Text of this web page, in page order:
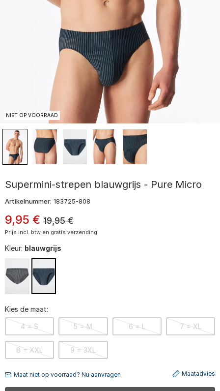
NIET OP VOORRAAD
Supermini-strepen blauwgrijs - Pure Micro
Artikelnummer: 183725-808
9,95 € 19,95€
Prijs incl. btw en gratis verzending.
Kleur: blauwgrijs
Kies de maat:
4 = S 5 = M 6 = L 7 = XL
8 = XXL 9 = 3XL
Maat niet op voorraad? Nu aanvragen Maatadvies